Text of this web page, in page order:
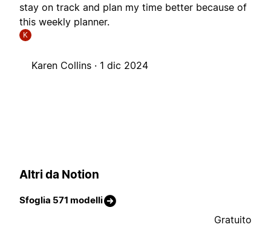
stay on track and plan my time better because of
this weekly planner.
K
Karen Collins · 1 dic 2024
Altri da Notion
Sfoglia 571 modelli
Gratuito